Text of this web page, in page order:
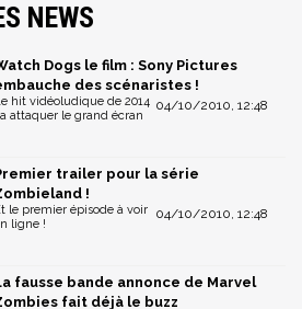
NEWS
Dogs le film : Sony Pictures
des scénaristes !
04/10/2010, 12:48
hit vidéoludique de 2014
attaquer le grand écran
trailer pour la série
!
04/10/2010, 12:48
le premier épisode à voir
ligne !
fausse bande annonce de Marvel
fait déjà le buzz